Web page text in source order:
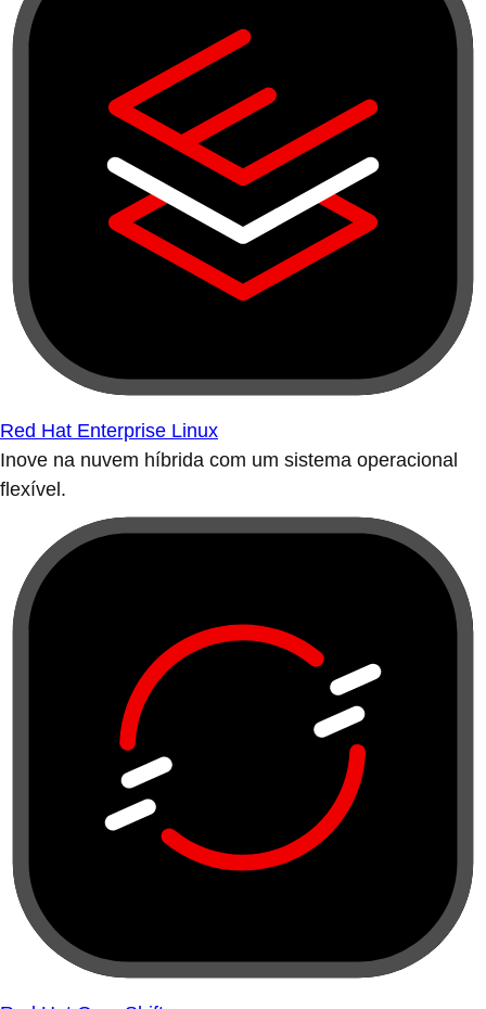
Red Hat Enterprise Linux
Inove na nuvem híbrida com um sistema operacional
flexível.